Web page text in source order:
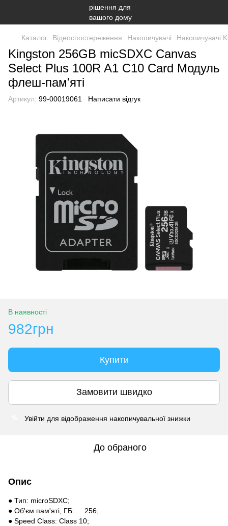
Каталог Відеоспостереження Накопичувачі Накопичувачі
Kingston 256GB micSDXC Canvas
Select Plus 100R A1 C10 Card Модуль
флеш-пам'яті
Артикул: 99-00019061 Написати відгук
В наявності
982грн
Купити
Замовити швидко
Увійти для відображення накопичувальної знижки
До обраного
Опис
● Тип: microSDXC;
● Об'єм пам'яті, ГБ: 256;
● Speed Class: Class 10;